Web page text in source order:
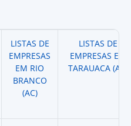
LISTAS DE
EMPRESAS
EM RIO
BRANCO
(AC)
LISTAS DE
EMPRESAS EM
TARAUACA (AC)